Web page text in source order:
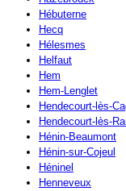
Hébuterne
Hecq
Hélesmes
Helfaut
Hem
Hem-Lenglet
Hendecourt-lès-
Hendecourt-lès-
Hénin-Beaumont
Hénin-sur-Cojeul
Héninel
Henneveux